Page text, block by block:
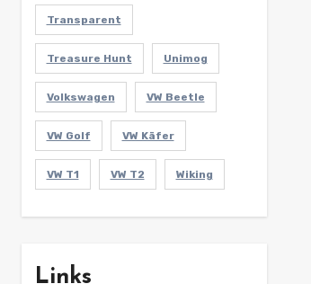
Transparent
Treasure Hunt Unimog
Volkswagen VW Beetle
VW Golf VW Käfer
VW T1 VW T2 Wiking
Links